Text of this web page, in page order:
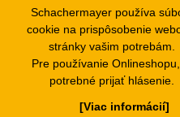
Schachermayer používa
cookie na prispôsobenie
stránky vašim potrebám.
Pre používanie
potrebné prijať hlásenie.
[Viac informácií]
Ľutujeme, ale
Náš servisný